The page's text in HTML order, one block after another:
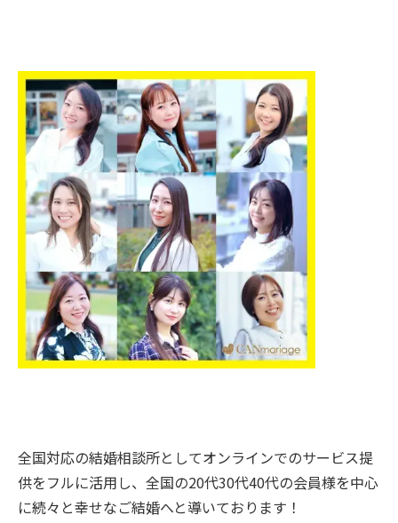
全国対応の結婚相談所としてオンラインでのサービス提
供をフルに活用し、全国の20代30代40代の会員様を中心
に続々と幸せなご結婚へと導いております！